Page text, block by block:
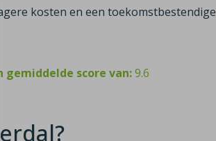
kosten en een toekomstbestendige
gemiddelde score van:9.6